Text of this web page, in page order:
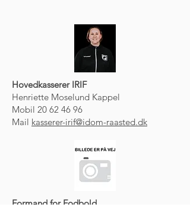
Hovedkasserer IRIF
Henriette Moselund Kappel
Mobil 20 62 46 96
Mail kasserer-irif@idom-raasted.dk
Formand for Fodbold